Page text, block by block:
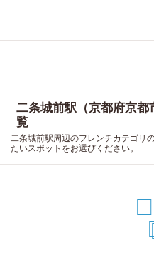
二条城前駅（京都府京
覧
二条城前駅周辺のフレンチカテゴリ
たいスポットをお選びください。